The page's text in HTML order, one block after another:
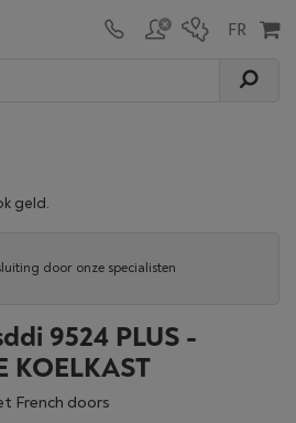
geld.
door onze specialisten
9524 PLUS -
KOELKAST
French doors